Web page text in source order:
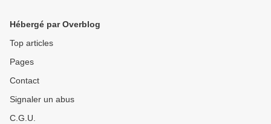
Hébergé par Overblog
Top articles
Pages
Contact
Signaler un abus
C.G.U.